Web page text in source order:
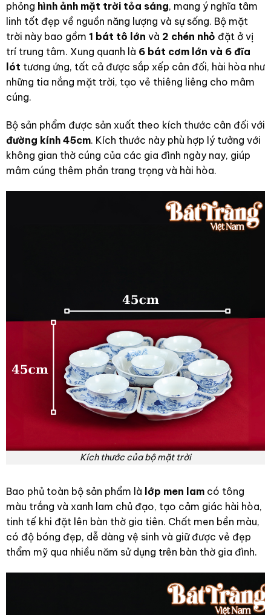
phỏng hình ảnh mặt trời tỏa sáng, mang ý nghĩa tâm
linh tốt đẹp về nguồn năng lượng và sự sống. Bộ mặt
trời này bao gồm 1 bát tô lớn và 2 chén nhỏ đặt ở vị
trí trung tâm. Xung quanh là 6 bát cơm lớn và 6 đĩa
lót tương ứng, tất cả được sắp xếp cân đối, hài hòa như
những tia nắng mặt trời, tạo vẻ thiêng liêng cho mâm
cúng.
Bộ sản phẩm được sản xuất theo kích thước cân đối với
đường kính 45cm. Kích thước này phù hợp lý tưởng với
không gian thờ cúng của các gia đình ngày nay, giúp
mâm cúng thêm phần trang trọng và hài hòa.
Kích thước của bộ mặt trời
Bao phủ toàn bộ sản phẩm là lớp men lamcó tông
màu trắng và xanh lam chủ đạo, tạo cảm giác hài hòa,
tinh tế khi đặt lên bàn thờ gia tiên. Chất men bền màu,
có độ bóng đẹp, dễ dàng vệ sinh và giữ được vẻ đẹp
thẩm mỹ qua nhiều năm sử dụng trên bàn thờ gia đình.